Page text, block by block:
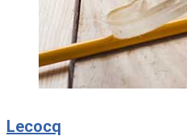
Lecocq